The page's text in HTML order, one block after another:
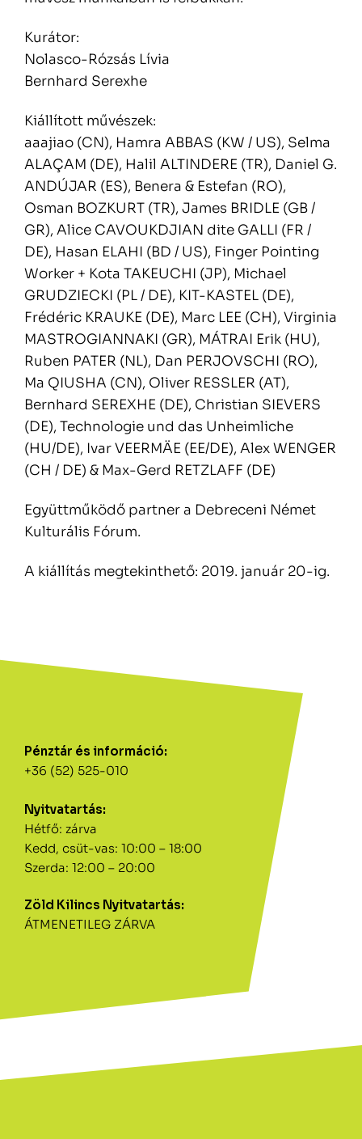
Pénztár és információ:
+36 (52) 525-010
Nyitvatartás:
Hétfő: zárva
Kedd, csüt-vas: 10:00 – 18:00
Szerda: 12:00 – 20:00
Zöld Kilincs Nyitvatartás:
ÁTMENETILEG ZÁRVA
Kurátor:
Nolasco-Rózsás Lívia
Bernhard Serexhe
Kiállított művészek:
aaajiao (CN), Hamra ABBAS (KW / US), Selma
ALAÇAM (DE), Halil ALTINDERE (TR), Daniel G.
ANDÚJAR (ES), Benera & Estefan (RO),
Osman BOZKURT (TR), James BRIDLE (GB /
GR), Alice CAVOUKDJIAN dite GALLI (FR /
DE), Hasan ELAHI (BD / US), Finger Pointing
Worker + Kota TAKEUCHI (JP), Michael
GRUDZIECKI (PL / DE), KIT-KASTEL (DE),
Frédéric KRAUKE (DE), Marc LEE (CH), Virginia
MASTROGIANNAKI (GR), MÁTRAI Erik (HU),
Ruben PATER (NL), Dan PERJOVSCHI (RO),
Ma QIUSHA (CN), Oliver RESSLER (AT),
Bernhard SEREXHE (DE), Christian SIEVERS
(DE), Technologie und das Unheimliche
(HU/DE), Ivar VEERMÄE (EE/DE), Alex WENGER
(CH / DE) & Max-Gerd RETZLAFF (DE)
Együttműködő partner a Debreceni Német
Kulturális Fórum.
A kiállítás megtekinthető: 2019. január 20-ig.